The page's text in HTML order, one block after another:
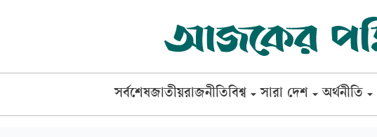
সর্বশেষজাতীয়রাজনীতিবিশ্ব সারা দেশ অর্থনীতি